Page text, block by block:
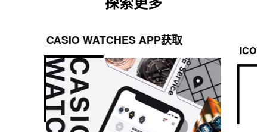
CASIO WATCHES APP获取